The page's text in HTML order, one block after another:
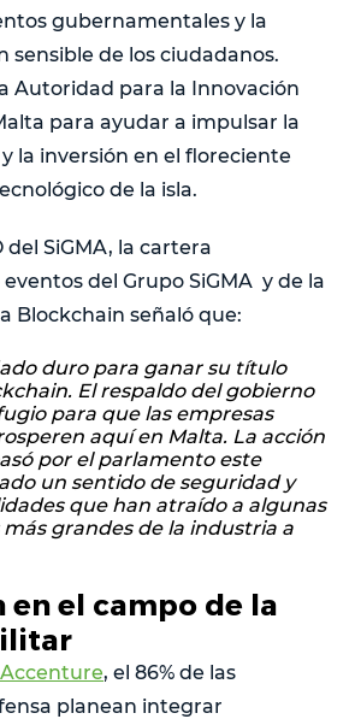
gubernamentales y la
sensible de los ciudadanos.
Autoridad para la Innovación
para ayudar a impulsar la
la inversión en el floreciente
de la isla.
del SiGMA, la cartera
del Grupo SiGMA y de la
Blockchain señaló que:
duro para ganar su título
El respaldo del gobierno
para que las empresas
aquí en Malta. La acción
por el parlamento este
un sentido de seguridad y
que han atraído a algunas
grandes de la industria a
en el campo de la
, el 86% de las
planean integrar